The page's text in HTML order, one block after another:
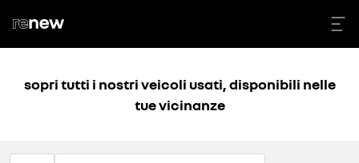
sopri tutti i nostri veicoli usati, disponibili nelle
tue vicinanze